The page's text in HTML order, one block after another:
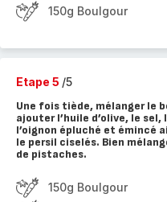
150g Boulgour
Etape 5 /5
Une fois tiède, mélanger le
ajouter l’huile d’olive, le
l’oignon épluché et émincé
le persil ciselés. Bien
de pistaches.
150g Boulgour